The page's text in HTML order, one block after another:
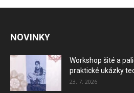
NOVINKY
Workshop šité a
praktické ukázky
23. 7. 2026